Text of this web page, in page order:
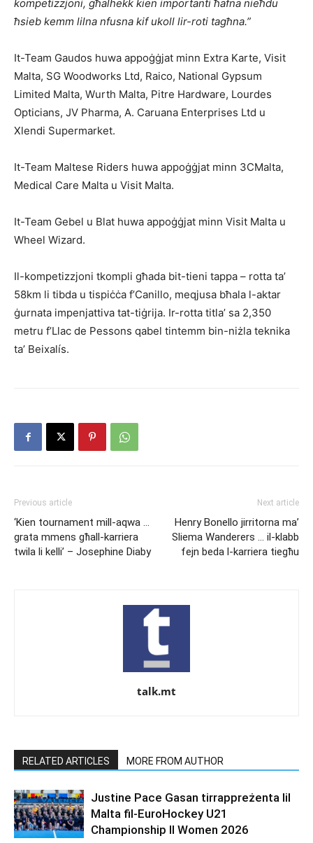
kompetizzjoni, għalhekk kien importanti ħafna nieħdu
ħsieb kemm lilna nfusna kif ukoll lir-roti tagħna.”
It-Team Gaudos huwa appoġġjat minn Extra Karte, Visit
Malta, SG Woodworks Ltd, Raico, National Gypsum
Limited Malta, Wurth Malta, Pitre Hardware, Lourdes
Opticians, JV Pharma, A. Caruana Enterprises Ltd u
Xlendi Supermarket.
It-Team Maltese Riders huwa appoġġjat minn 3CMalta,
Medical Care Malta u Visit Malta.
It-Team Gebel u Blat huwa appoġġjat minn Visit Malta u
Wheel Wizard.
Il-kompetizzjoni tkompli għada bit-tieni tappa – rotta ta’
58km li tibda u tispiċċa f’Canillo, meqjusa bħala l-aktar
ġurnata impenjattiva tat-tiġrija. Ir-rotta titla’ sa 2,350
metru f’Llac de Pessons qabel tintemm bin-niżla teknika
ta’ Beixalís.
Previous article
‘Kien tournament mill-aqwa …
grata mmens għall-karriera
twila li kelli’ – Josephine Diaby
Next article
Henry Bonello jirritorna ma’
Sliema Wanderers … il-klabb
fejn beda l-karriera tiegħu
talk.mt
RELATED ARTICLES MORE FROM AUTHOR
Justine Pace Gasan tirrappreżenta lil
Malta fil-EuroHockey U21
Championship II Women 2026